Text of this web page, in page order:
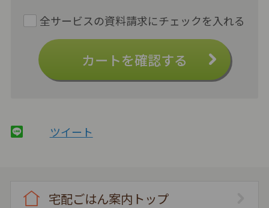
カートを確認する
ツイート
宅配ごはん案内トップ